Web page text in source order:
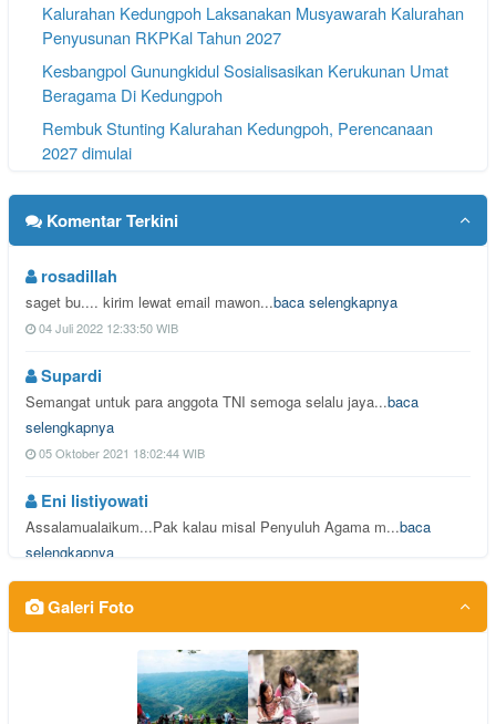
Kalurahan Kedungpoh Laksanakan Musyawarah Kalurahan
Penyusunan RKPKal Tahun 2027
Kesbangpol Gunungkidul Sosialisasikan Kerukunan Umat
Beragama Di Kedungpoh
Rembuk Stunting Kalurahan Kedungpoh, Perencanaan
2027 dimulai
Komentar Terkini
rosadillah
saget bu.... kirim lewat email mawon...baca selengkapnya
04 Juli 2022 12:33:50 WIB
Supardi
Semangat untuk para anggota TNI semoga selalu jaya...baca
selengkapnya
05 Oktober 2021 18:02:44 WIB
Eni listiyowati
Assalamualaikum...Pak kalau misal Penyuluh Agama m...baca
selengkapnya
08 Juni 2021 08:25:07 WIB
Tugimin
Semoga dapat berlangsung setiap tahun...baca selengkapnya
29 Agustus 2019 14:45:38 WIB
Galeri Foto